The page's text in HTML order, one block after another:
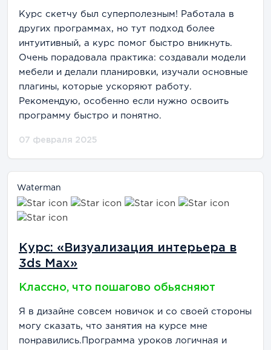
Курс скетчу был суперполезным! Работала в
других программах, но тут подход более
интуитивный, а курс помог быстро вникнуть.
Очень порадовала практика: создавали модели
мебели и делали планировки, изучали основные
плагины, которые ускоряют работу.
Рекомендую, особенно если нужно освоить
программу быстро и понятно.
07 февраля 2025
Waterman
Курс: «Визуализация интерьера в
3ds Max»
Классно, что пошагово обьясняют
Я в дизайне совсем новичок и со своей стороны
могу сказать, что занятия на курсе мне
понравились.Программа уроков логичная и